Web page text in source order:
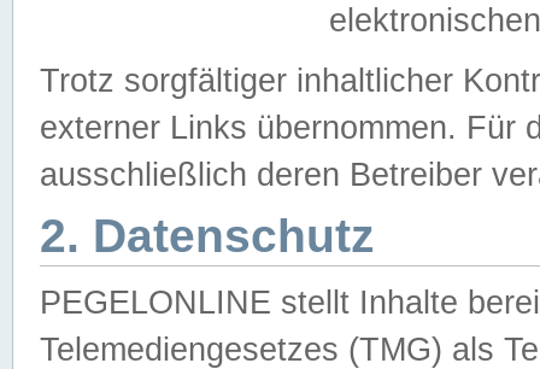
Trotz sorgfältiger inhaltlicher
externer Links übernommen. Für
ausschließlich deren Betreiber
2. Datenschutz
PEGELONLINE stellt Inhalte
Telemediengesetzes (TMG) als